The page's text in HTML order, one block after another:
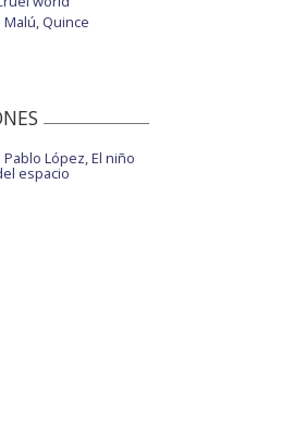
Malú, Quince
Pablo López, El niño
espacio